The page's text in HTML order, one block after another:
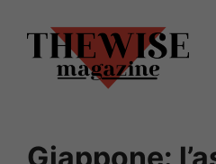
contenuto